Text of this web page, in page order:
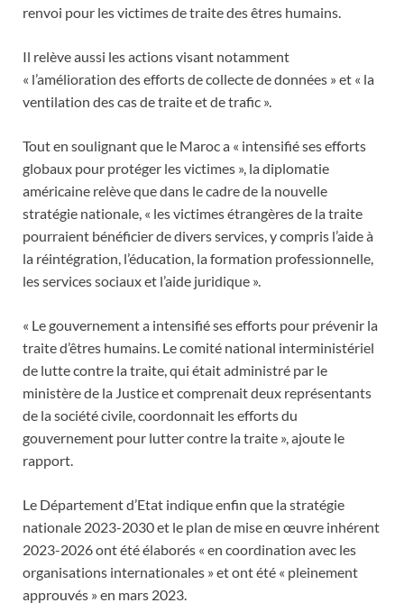
renvoi pour les victimes de traite des êtres humains.
Il relève aussi les actions visant notamment
« l’amélioration des efforts de collecte de données » et « la
ventilation des cas de traite et de trafic ».
Tout en soulignant que le Maroc a « intensifié ses efforts
globaux pour protéger les victimes », la diplomatie
américaine relève que dans le cadre de la nouvelle
stratégie nationale, « les victimes étrangères de la traite
pourraient bénéficier de divers services, y compris l’aide à
la réintégration, l’éducation, la formation professionnelle,
les services sociaux et l’aide juridique ».
« Le gouvernement a intensifié ses efforts pour prévenir la
traite d’êtres humains. Le comité national interministériel
de lutte contre la traite, qui était administré par le
ministère de la Justice et comprenait deux représentants
de la société civile, coordonnait les efforts du
gouvernement pour lutter contre la traite », ajoute le
rapport.
Le Département d’Etat indique enfin que la stratégie
nationale 2023-2030 et le plan de mise en œuvre inhérent
2023-2026 ont été élaborés « en coordination avec les
organisations internationales » et ont été « pleinement
approuvés » en mars 2023.